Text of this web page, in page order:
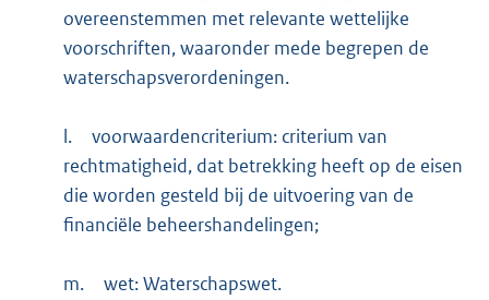
overeenstemmen met relevante wettelijke
voorschriften, waaronder mede begrepen de
waterschapsverordeningen.
l.
voorwaardencriterium: criterium van
rechtmatigheid, dat betrekking heeft op de eisen
die worden gesteld bij de uitvoering van de
financiële beheershandelingen;
m. wet: Waterschapswet.